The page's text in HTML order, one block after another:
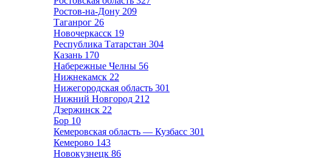
Ростов-на-Дону 209
Таганрог 26
Новочеркасск 19
Республика Татарстан 304
Казань 170
Набережные Челны 56
Нижнекамск 22
Нижегородская область 301
Нижний Новгород 212
Дзержинск 22
Бор 10
Кемеровская область — Кузбасс 301
Кемерово 143
Новокузнецк 86